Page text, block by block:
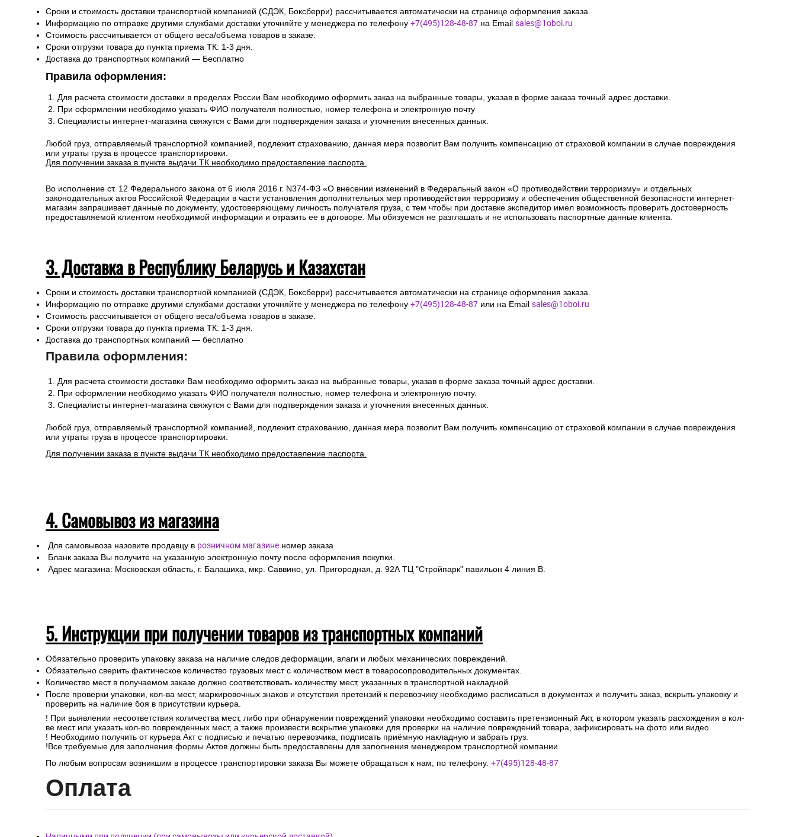
Сроки и стоимость доставки транспортной компанией (СДЭК, Боксберри) рассчитывается автоматически на странице оформления заказа.
Информацию по отправке другими службами доставки уточняйте у менеджера по телефону +7(495)128-48-87 на Email sales@1oboi.ru
Стоимость рассчитывается от общего веса/объема товаров в заказе.
Сроки отгрузки товара до пункта приема ТК: 1-3 дня.
Доставка до транспортных компаний — Бесплатно
Правила оформления:
Для расчета стоимости доставки в пределах России Вам необходимо оформить заказ на выбранные товары, указав в форме заказа точный адрес доставки.
При оформлении необходимо указать ФИО получателя полностью, номер телефона и электронную почту
Специалисты интернет-магазина свяжутся с Вами для подтверждения заказа и уточнения внесенных данных.
Любой груз, отправляемый транспортной компанией, подлежит страхованию, данная мера позволит Вам получить компенсацию от страховой компании в случае повреждения
или утраты груза в процессе транспортировки.
Для получении заказа в пункте выдачи ТК необходимо предоставление паспорта.
Во исполнение ст. 12 Федерального закона от 6 июля 2016 г. N374-ФЗ «О внесении изменений в Федеральный закон «О противодействии терроризму» и отдельных
законодательных актов Российской Федерации в части установления дополнительных мер противодействия терроризму и обеспечения общественной безопасности интернет-
магазин запрашивает данные по документу, удостоверяющему личность получателя груза, с тем чтобы при доставке экспедитор имел возможность проверить достоверность
предоставляемой клиентом необходимой информации и отразить ее в договоре. Мы обязуемся не разглашать и не использовать паспортные данные клиента.
3. Доставка в Республику Беларусь и Казахстан
Сроки и стоимость доставки транспортной компанией (СДЭК, Боксберри) рассчитывается автоматически на странице оформления заказа.
Информацию по отправке другими службами доставки уточняйте у менеджера по телефону +7(495)128-48-87 или на Email sales@1oboi.ru
Стоимость рассчитывается от общего веса/объема товаров в заказе.
Сроки отгрузки товара до пункта приема ТК: 1-3 дня.
Доставка до транспортных компаний — бесплатно
Правила оформления:
Для расчета стоимости доставки Вам необходимо оформить заказ на выбранные товары, указав в форме заказа точный адрес доставки.
При оформлении необходимо указать ФИО получателя полностью, номер телефона и электронную почту.
Специалисты интернет-магазина свяжутся с Вами для подтверждения заказа и уточнения внесенных данных.
Любой груз, отправляемый транспортной компанией, подлежит страхованию, данная мера позволит Вам получить компенсацию от страховой компании в случае повреждения
или утраты груза в процессе транспортировки.
Для получении заказа в пункте выдачи ТК необходимо предоставление паспорта.
4. Самовывоз из магазина
Для самовывоза назовите продавцу в розничном магазине номер заказа
Бланк заказа Вы получите на указанную электронную почту после оформления покупки.
Адрес магазина: Московская область, г. Балашиха, мкр. Саввино, ул. Пригородная, д. 92А ТЦ "Стройпарк" павильон 4 линия В.
5. Инструкции при получении товаров из транспортных компаний
Обязательно проверить упаковку заказа на наличие следов деформации, влаги и любых механических повреждений.
Обязательно сверить фактическое количество грузовых мест с количеством мест в товаросопроводительных документах.
Количество мест в получаемом заказе должно соответствовать количеству мест, указанных в транспортной накладной.
После проверки упаковки, кол-ва мест, маркировочных знаков и отсутствия претензий к перевозчику необходимо расписаться в документах и получить заказ, вскрыть упаковку и
проверить на наличие боя в присутствии курьера.
! При выявлении несоответствия количества мест, либо при обнаружении повреждений упаковки необходимо составить претензионный Акт, в котором указать расхождения в кол-
ве мест или указать кол-во поврежденных мест, а также произвести вскрытие упаковки для проверки на наличие повреждений товара, зафиксировать на фото или видео.
! Необходимо получить от курьера Акт с подписью и печатью перевозчика, подписать приёмную накладную и забрать груз.
!Все требуемые для заполнения формы Актов должны быть предоставлены для заполнения менеджером транспортной компании.
По любым вопросам возникшим в процессе транспортировки заказа Вы можете обращаться к нам, по телефону. +7(495)128-48-87
Оплата